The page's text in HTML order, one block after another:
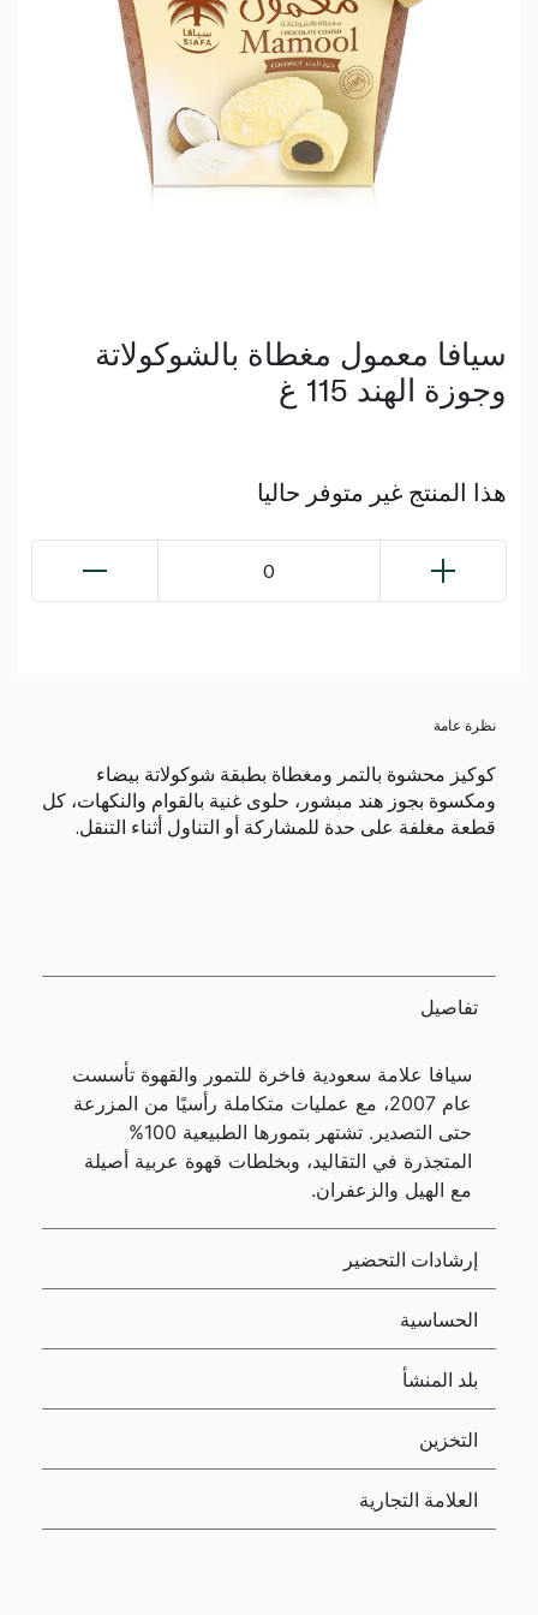
سيافا معمول مغطاة بالشوكولاتة
وجوزة الهند 115 غ
هذا المنتج غير متوفر حاليا
0
نظرة عامة
كوكيز محشوة بالتمر ومغطاة بطبقة شوكولاتة بيضاء
ومكسوة بجوز هند مبشور، حلوى غنية بالقوام والنكهات، كل
قطعة مغلفة على حدة للمشاركة أو التناول أثناء التنقل.
تفاصيل
سيافا علامة سعودية فاخرة للتمور والقهوة تأسست
عام 2007، مع عمليات متكاملة رأسيًا من المزرعة
حتى التصدير. تشتهر بتمورها الطبيعية 100%
المتجذرة في التقاليد، وبخلطات قهوة عربية أصيلة
مع الهيل والزعفران.
إرشادات التحضير
الحساسية
بلد المنشأ
التخزين
العلامة التجارية